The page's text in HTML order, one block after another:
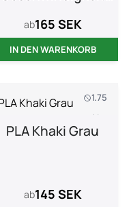
ab165 SEK
IN DEN WARENKORB
1.75
1 kg
PLA Khaki Grau
ab145 SEK